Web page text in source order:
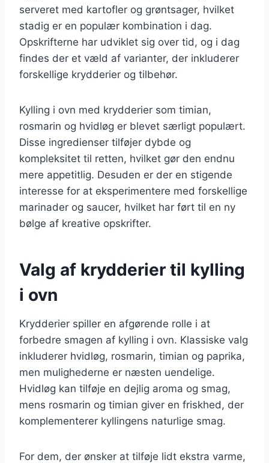
serveret med kartofler og grøntsager, hvilket
stadig er en populær kombination i dag.
Opskrifterne har udviklet sig over tid, og i dag
findes der et væld af varianter, der inkluderer
forskellige krydderier og tilbehør.
Kylling i ovn med krydderier som timian,
rosmarin og hvidløg er blevet særligt populært.
Disse ingredienser tilføjer dybde og
kompleksitet til retten, hvilket gør den endnu
mere appetitlig. Desuden er der en stigende
interesse for at eksperimentere med forskellige
marinader og saucer, hvilket har ført til en ny
bølge af kreative opskrifter.
Valg af krydderier til kylling
i ovn
Krydderier spiller en afgørende rolle i at
forbedre smagen af kylling i ovn. Klassiske valg
inkluderer hvidløg, rosmarin, timian og paprika,
men mulighederne er næsten uendelige.
Hvidløg kan tilføje en dejlig aroma og smag,
mens rosmarin og timian giver en friskhed, der
komplementerer kyllingens naturlige smag.
For dem, der ønsker at tilføje lidt ekstra varme,